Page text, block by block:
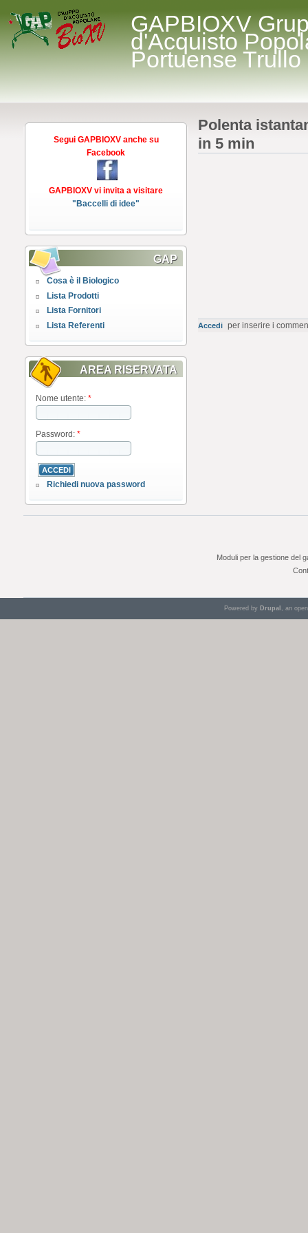
GAPBIOXV
d'Acquisto
Portuense Trullo
Segui GAPBIOXV anche su
Facebook
GAPBIOXV vi invita a visitare
"Baccelli di idee"
GAP
Cosa è il Biologico
Lista Prodotti
Lista Fornitori
Lista Referenti
AREA RISERVATA
Nome utente: *
Password: *
Richiedi nuova password
Polenta
in 5 min
Accedi per inserire i
Moduli per la gestione del
Powered by Drupal , an